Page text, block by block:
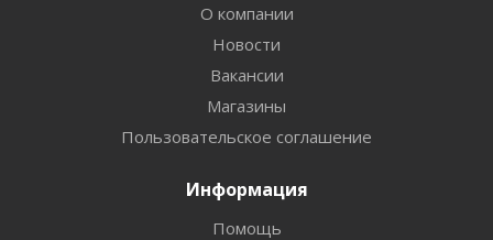
О компании
Новости
Вакансии
Магазины
Пользовательское соглашение
Информация
Помощь